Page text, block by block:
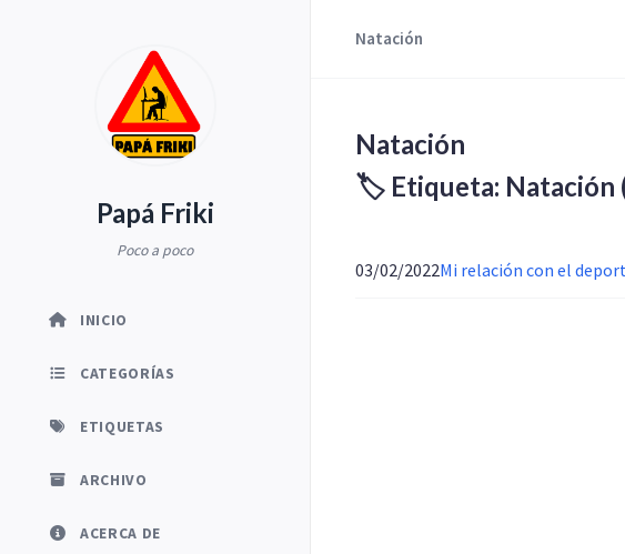
Papá Friki
Poco a poco
INICIO
CATEGORÍAS
ETIQUETAS
ARCHIVO
ACERCA DE
Natación
Natación
🏷️ Etiqueta: Natación
03/02/2022Mi relación con el